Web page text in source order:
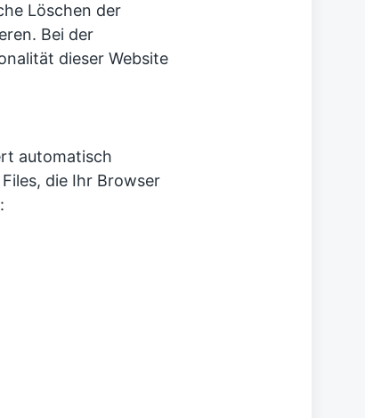
Löschen der
Bei der
dieser Website
automatisch
die Ihr Browser